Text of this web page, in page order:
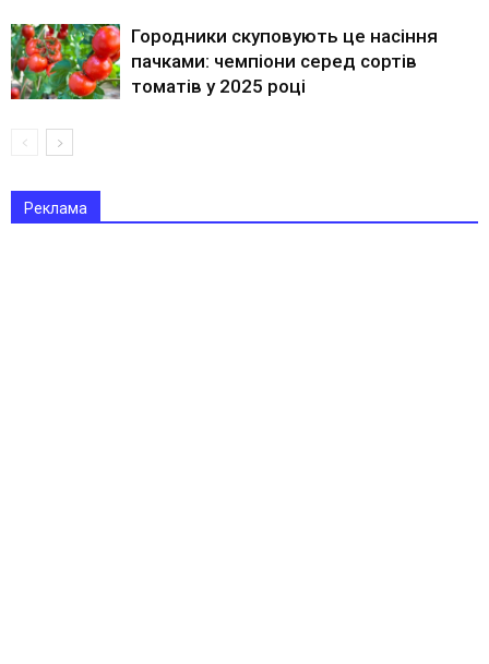
Городники скуповують це насіння
пачками: чемпіони серед сортів
томатів у 2025 році
Реклама